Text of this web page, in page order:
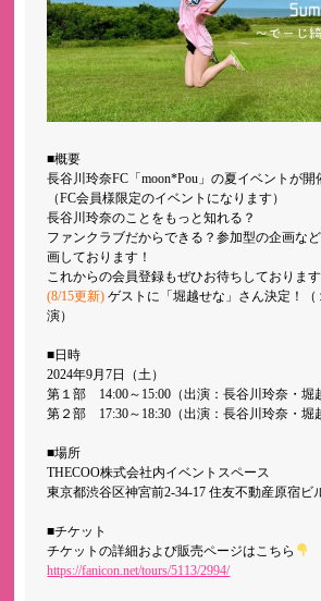
■概要
長谷川玲奈FC「moon*Pou」の夏イベントが開
（FC会員様限定のイベントになります）
長谷川玲奈のことをもっと知れる？
ファンクラブだからできる？参加型の企画な
画しております！
これからの会員登録もぜひお待ちしておりま
(8/15更新) ゲストに「堀越せな」さん決定！（
演）
■日時
2024年9月7日（土）
第１部 14:00～15:00（出演：長谷川玲奈・堀
第２部 17:30～18:30（出演：長谷川玲奈・堀
■場所
THECOO株式会社内イベントスペース
東京都渋谷区神宮前2-34-17 住友不動産原宿ビ
■チケット
チケットの詳細および販売ページはこちら
https://fanicon.net/tours/5113/2994/